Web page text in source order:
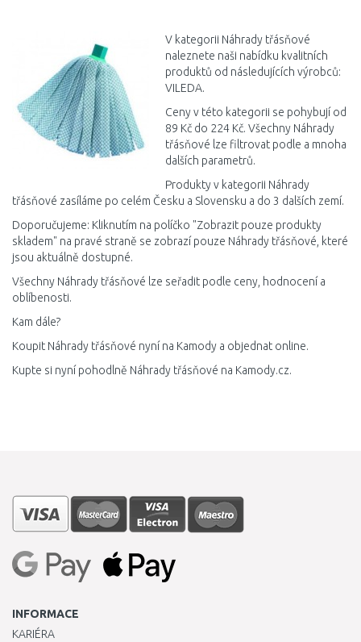
V kategorii Náhrady třásňové
naleznete naši nabídku kvalitních
produktů od následujících výrobců:
VILEDA.
Ceny v této kategorii se pohybují od
89 Kč do 224 Kč. Všechny Náhrady
třásňové lze filtrovat podle a mnoha
dalších parametrů.
Produkty v kategorii Náhrady
třásňové zasíláme po celém Česku a Slovensku a do 3 dalších zemí.
Doporučujeme: Kliknutím na políčko "Zobrazit pouze produkty
skladem" na pravé straně se zobrazí pouze Náhrady třásňové, které
jsou aktuálně dostupné.
Všechny Náhrady třásňové lze seřadit podle ceny, hodnocení a
oblíbenosti.
Kam dále?
Koupit Náhrady třásňové nyní na Kamody a objednat online.
Kupte si nyní pohodlně Náhrady třásňové na Kamody.cz.
INFORMACE
KARIÉRA